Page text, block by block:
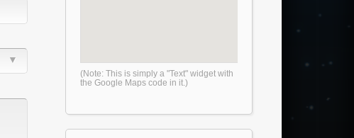
(Note: This is simply a "Text" widget with
the Google Maps code in it.)